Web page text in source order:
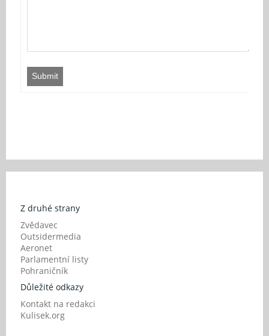
Submit
Z druhé strany
Zvědavec
Outsidermedia
Aeronet
Parlamentní listy
Pohraničník
Důležité odkazy
Kontakt na redakci
Kulisek.org